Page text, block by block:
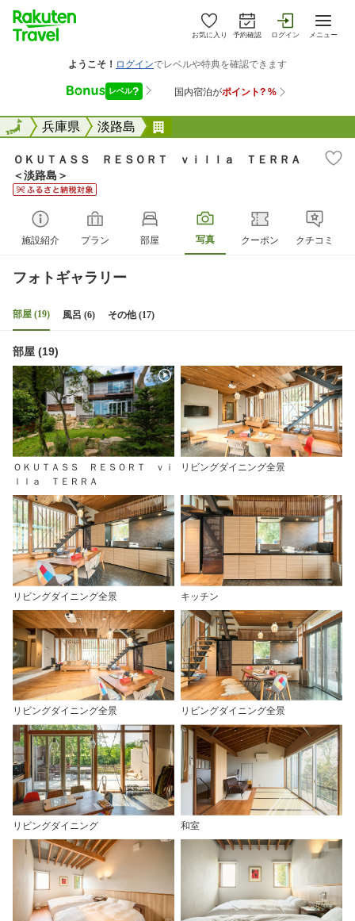
お気に入り 予約確認 ログイン メニュー
全国兵庫県 淡路島
全国
ＯＫＵＴＡＳＳ ＲＥＳＯＲＴ ｖｉｌｌａ ＴＥＲＲＡ
＜淡路島＞
施設紹介 プラン 部屋 写真 クーポン クチコミ
フォトギャラリー
部屋 (19) 風呂 (6) その他 (17)
部屋 (19)
ＯＫＵＴＡＳＳ ＲＥＳＯＲＴ ｖｉ
ｌｌａ ＴＥＲＲＡ
リビングダイニング全景
リビングダイニング全景 キッチン
リビングダイニング全景 リビングダイニング全景
リビングダイニング 和室